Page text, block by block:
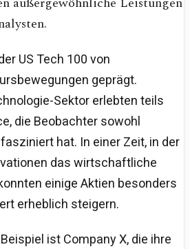
US Tech 100 von
geprägt.
Sektor erlebten teils
die Beobachter sowohl
hat. In einer Zeit, in der
das wirtschaftliche
einige Aktien besonders
erheblich steigern.
ist Company X, die ihre